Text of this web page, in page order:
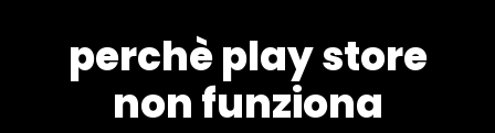
perchè play store
non funziona